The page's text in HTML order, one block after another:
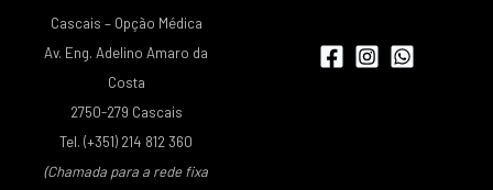
Cascais – Opção Médica
Av. Eng. Adelino Amaro da
Costa
2750-279 Cascais
Tel. (+351) 214 812 360
(Chamada para a rede fixa